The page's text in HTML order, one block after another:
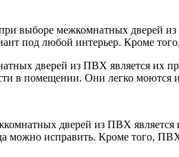
выборе межкомнатных дверей
под любой интерьер. Кроме
дверей из ПВХ является их
в помещении. Они легко моются
дверей из ПВХ
можно исправить. Кроме того,